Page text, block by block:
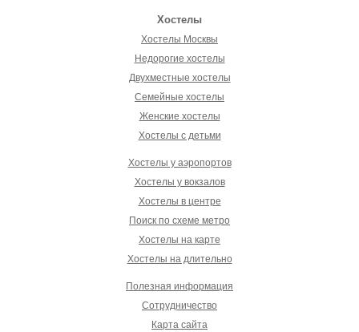
Хостелы
Хостелы Москвы
Недорогие хостелы
Двухместные хостелы
Семейные хостелы
Женские хостелы
Хостелы с детьми
Хостелы у аэропортов
Хостелы у вокзалов
Хостелы в центре
Поиск по схеме метро
Хостелы на карте
Хостелы на длительно
Полезная информация
Сотрудничество
Карта сайта